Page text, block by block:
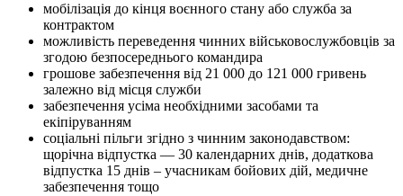
мобілізація до кінця воєнного стану або служба за
контрактом
можливість переведення чинних військовослужбовців за
згодою безпосереднього командира
грошове забезпечення від 21 000 до 121 000 гривень
залежно від місця служби
забезпечення усіма необхідними засобами та
екіпіруванням
соціальні пільги згідно з чинним законодавством:
щорічна відпустка — 30 календарних днів, додаткова
відпустка 15 днів – учасникам бойових дій, медичне
забезпечення тощо